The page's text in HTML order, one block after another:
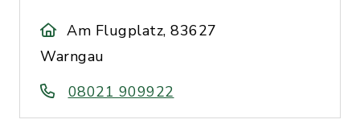
Am Flugplatz, 83627
Warngau
08021 909922